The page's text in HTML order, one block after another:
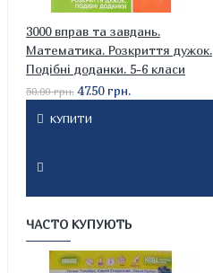
3000 вправ та завдань.
Математика. Розкриття дужок.
Подібні доданки. 5-6 класи
50.00 грн. 47.50 грн.
КУПИТИ
ЧАСТО КУПУЮТЬ